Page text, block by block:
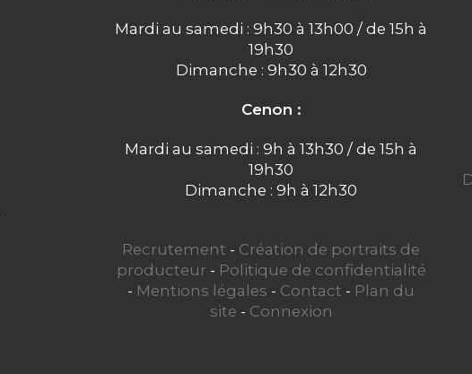
Mardi au samedi : 9h30 à 13h00 / de 15h à
19h30
Dimanche : 9h30 à 12h30
Cenon :
Mardi au samedi : 9h à 13h30 / de 15h à
19h30
Dimanche : 9h à 12h30
Recrutement - Création de portraits de
producteur - Politique de confidentialité
- Mentions légales - Contact - Plan du
site - Connexion